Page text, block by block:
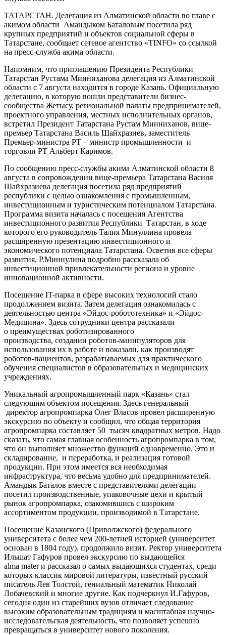
ТАТАРСТАН. Делегация из Алматинской области во главе с
акимом области Амандыком Баталовым посетила ряд
крупных предприятий и объектов социальной сферы в
Татарстане, сообщает сетевое агентство «TINFO» со ссылкой
на пресс-служба акима области.
Напомним, что приглашению Президента Республики
Татарстан Рустама Минниханова делегация из Алматинской
области с 7 августа находится в городе Казань. Официальную
делегацию, в которую вошли представители бизнес-
сообщества Жетысу, региональной палаты предпринимателей,
проектного управления, местных исполнительных органов,
встретил Президент Татарстана Рустам Минниханов, вице-
премьер Татарстана Василь Шайхразиев, заместитель
Премьер-министра РТ – министр промышленности и
торговли РТ Альберт Каримов.
По сообщению пресс-службы акима Алматинской области 8
августа в сопровождении вице-премьера Татарстана Василя
Шайхразиева делегация посетила ряд предприятий
республики с целью ознакомления с промышленным,
инвестиционным и туристическим потенциалом Татарстана.
Программа визита началась с посещения Агентства
инвестиционного развития Республики Татарстан, в ходе
которого его руководитель Талия Минуллина провела
расширенную презентацию инвестиционного и
экономического потенциала Татарстана. Осветив все сферы
развития, Р.Миннулина подробно рассказала об
инвестиционной привлекательности региона и уровне
инновационной активности.
Посещение IT-парка в сфере высоких технологий стало
продолжением визита. Затем делегация ознакомилась с
деятельностью центра «Эйдос-робототехника» и «Эйдос-
Медицина». Здесь сотрудники центра рассказали
о преимуществах роботизированного
производства, создании роботов-манипуляторов для
использования их в работе и показали, как производят
роботов-пациентов, разрабатываемых для практического
обучения специалистов в образовательных и медицинских
учреждениях.
Уникальный агропромышленный парк «Казань» стал
следующим объектом посещения. Здесь генеральный
директор агропромпарка Олег Власов провел расширенную
экскурсию по объекту и сообщил, что общая территория
агропромпарка составляет 50 тысяч квадратных метров. Надо
сказать, что самая главная особенность агропромпарка в том,
что он выполняет множество функций одновременно. Это и
складирование, и переработка, и реализация готовой
продукции. При этом имеется вся необходимая
инфраструктура, что весьма удобно для предпринимателей.
Амандык Баталов вместе с представителями делегации
посетил производственные, упаковочные цехи и крытый
рынок агропромпарка, озакомившись с широким
ассортиментом продукции, производимой в Татарстане.
Посещение Казанского (Приволжского) федерального
университета с более чем 200-летней историей (университет
основан в 1804 году), продолжило визит. Ректор университета
Ильшат Гафуров провел экскурсию по выдающейся
alma mater и рассказал о самых выдающихся студентах, среди
которых классик мировой литературы, известный русский
писатель Лев Толстой, гениальный математик Николай
Лобачевский и многие другие. Как подчеркнул И.Гафуров,
сегодня один из старейших вузов отличает следование
высоким образовательным традициям и масштабная научно-
исследовательская деятельность, что позволяет успешно
превращаться в университет нового поколения.